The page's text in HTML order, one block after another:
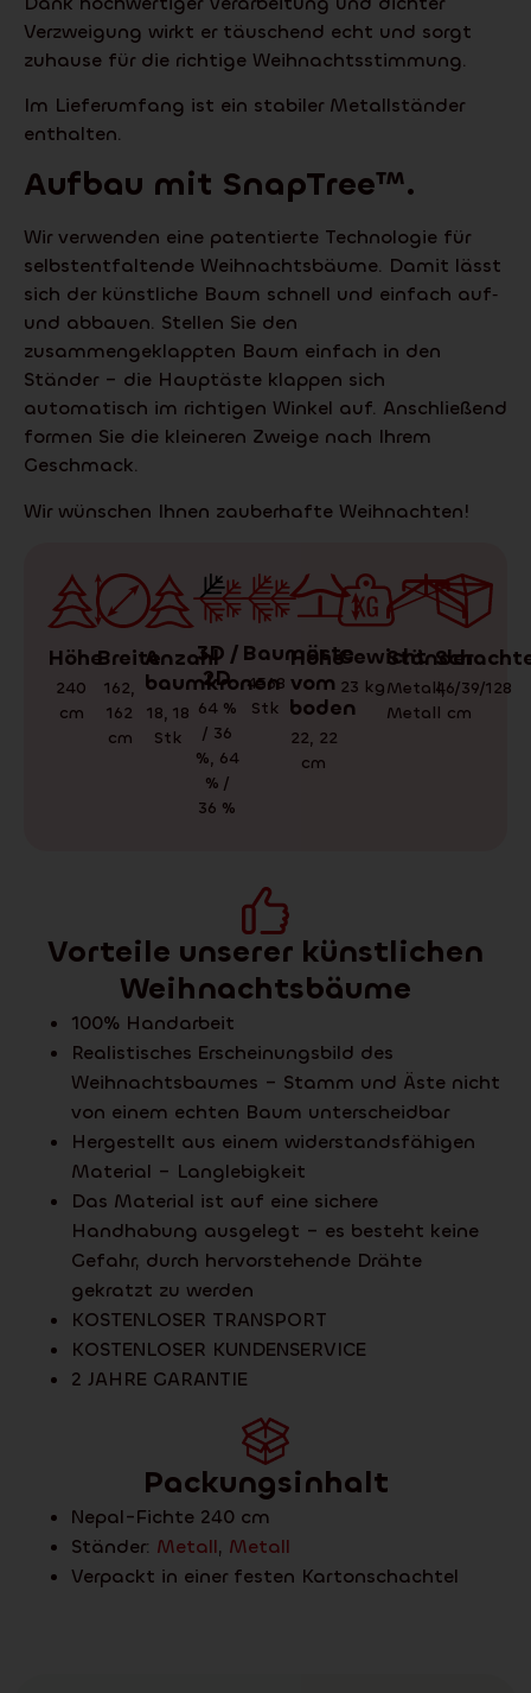
Verzweigung wirkt er täuschend echt und sorgt
zuhause für die richtige Weihnachtsstimmung.
Im Lieferumfang ist ein stabiler Metallständer
enthalten.
Aufbau mit SnapTree™.
Wir verwenden eine patentierte Technologie für
selbstentfaltende Weihnachtsbäume. Damit lässt
sich der künstliche Baum schnell und einfach auf‑
und abbauen. Stellen Sie den
zusammengeklappten Baum einfach in den
Ständer – die Hauptäste klappen sich
automatisch im richtigen Winkel auf. Anschließend
formen Sie die kleineren Zweige nach Ihrem
Geschmack.
Wir wünschen Ihnen zauberhafte Weihnachten!
Höhe
240
cm
Breite
162,
162
cm
Anzahl
baumkronen
18,18
Stk
3D /
2D
64 %
/ 36
%, 64
% /
36 %
Baumäste
4568
Stk
Höhe
vom
boden
22, 22
cm
Gewicht
23 kg
Ständer
Metall,
Metall
46/39/128
cm
Vorteile unserer künstlichen
Weihnachtsbäume
100% Handarbeit
Realistisches Erscheinungsbild des
Weihnachtsbaumes – Stamm und Äste nicht
von einem echten Baum unterscheidbar
Hergestellt aus einem widerstandsfähigen
Material – Langlebigkeit
Das Material ist auf eine sichere
Handhabung ausgelegt – es besteht keine
Gefahr, durch hervorstehende Drähte
gekratzt zu werden
KOSTENLOSER TRANSPORT
KOSTENLOSER KUNDENSERVICE
2 JAHRE GARANTIE
Packungsinhalt
Nepal-Fichte 240 cm
Ständer: Metall, Metall
Verpackt in einer festen Kartonschachtel